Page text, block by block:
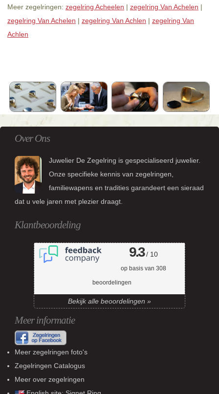
Meer zegelringen: zegelring Acheelen | zegelring Van Achelen |
zegelring Van Achelen | zegelring Van Achlen | zegelring Van
Achlen
Over Ons
Juwelier De Zegelring is gespecialiseerd juwelier.
Onze specifieke kennis van zegelringen,
familiewapens en tradities garandeert een sieraad
dat u vele jaren met plezier draagt.
Klantbeoordeling
9.3/ 10
op basis van 308
beoordelingen
Bekijk alle beoordelingen »
Meer informatie
Meer zegelringen foto's
Zegelringen Catalogus
Meer over zegelringen